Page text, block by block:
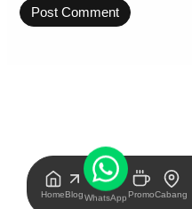
HomeBlog
WhatsApp
PromoCabang